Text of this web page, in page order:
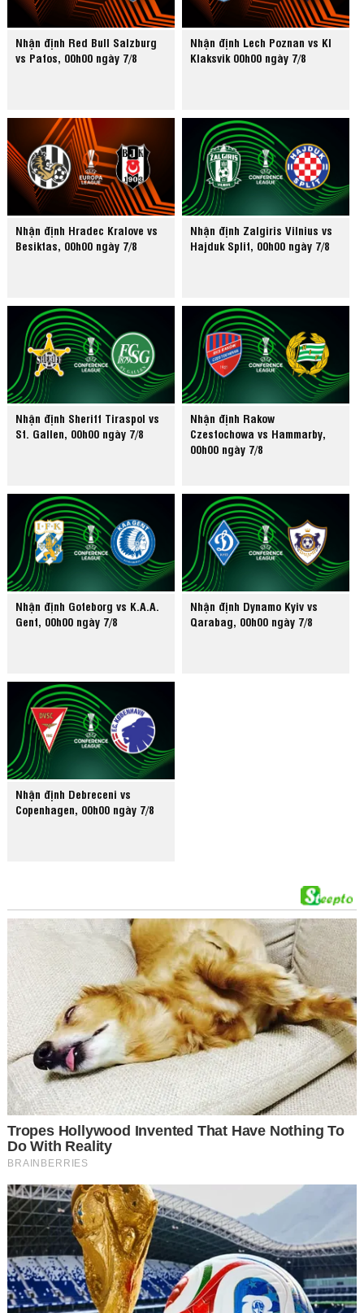
Nhận định Red Bull Salzburg
vs Pafos, 00h00 ngày 7/8
Nhận định Lech Poznan vs KI
Klaksvik 00h00 ngày 7/8
Nhận định Hradec Kralove vs
Besiktas, 00h00 ngày 7/8
Nhận định Zalgiris Vilnius vs
Hajduk Split, 00h00 ngày 7/8
Nhận định Sheriff Tiraspol vs
St. Gallen, 00h00 ngày 7/8
Nhận định Rakow
Czestochowa vs Hammarby,
00h00 ngày 7/8
Nhận định Goteborg vs K.A.A.
Gent, 00h00 ngày 7/8
Nhận định Dynamo Kyiv vs
Qarabag, 00h00 ngày 7/8
Nhận định Debreceni vs
Copenhagen, 00h00 ngày 7/8